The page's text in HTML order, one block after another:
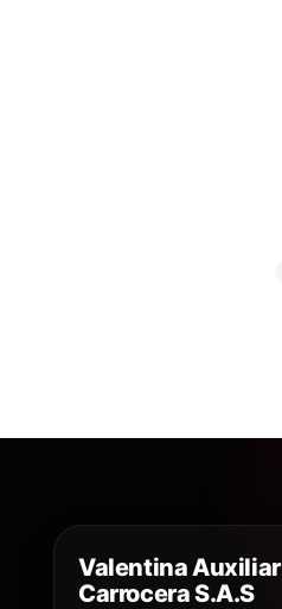
Valentina Auxiliar
Carrocera S.A.S